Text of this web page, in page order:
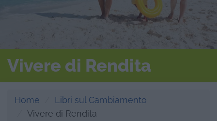
Vivere di Rendita
Home
Libri sul Cambiamento
Vivere di Rendita